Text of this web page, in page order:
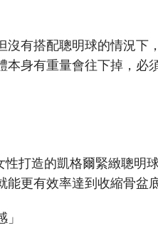
有搭配聰明球的情況
身有重量會往下掉，
性打造的凱格爾緊緻聰明
更有效率達到收縮骨盆